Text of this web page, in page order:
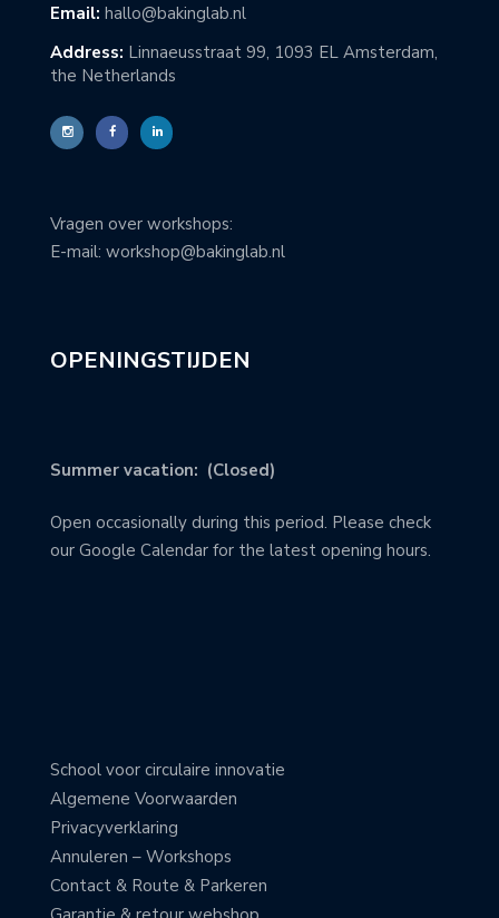
Email: hallo@bakinglab.nl
Address: Linnaeusstraat 99, 1093 EL Amsterdam,
the Netherlands
Vragen over workshops:
E-mail: workshop@bakinglab.nl
OPENINGSTIJDEN
Summer vacation: (Closed)
Open occasionally during this period. Please check
our Google Calendar for the latest opening hours.
School voor circulaire innovatie
Algemene Voorwaarden
Privacyverklaring
Annuleren – Workshops
Contact & Route & Parkeren